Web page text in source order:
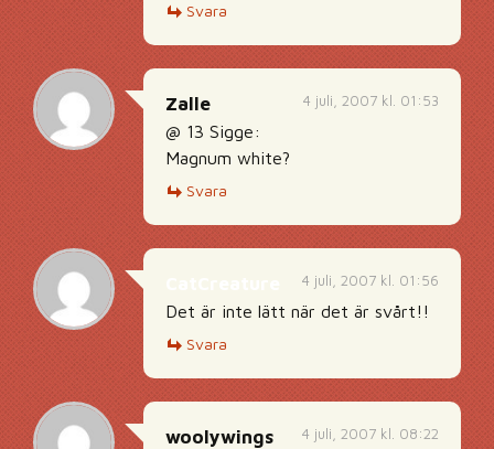
Svara
4 juli, 2007 kl. 01:53
Zalle
@ 13 Sigge:
Magnum white?
Svara
4 juli, 2007 kl. 01:56
Det är inte lätt när det är svårt!!
Svara
4 juli, 2007 kl. 08:22
woolywings